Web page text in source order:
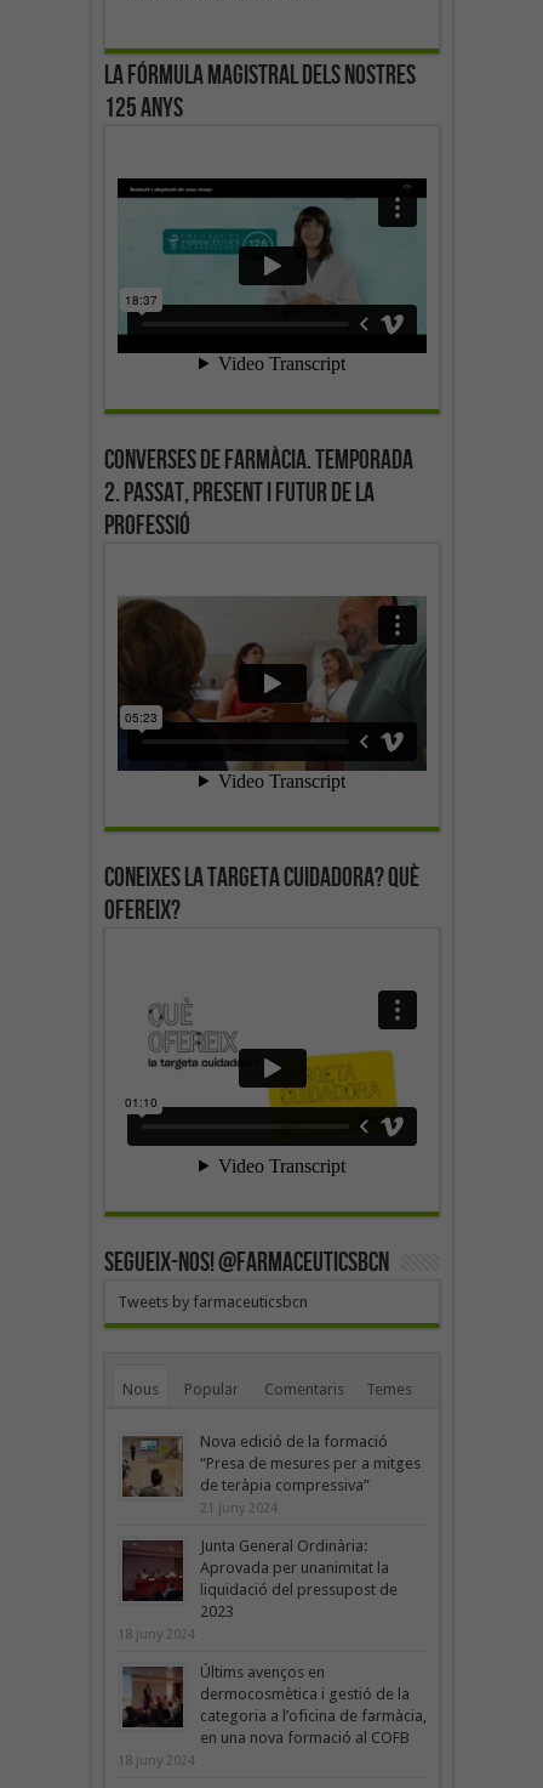
La fórmula magistral dels nostres
125 anys
Converses de farmàcia. Temporada
2. Passat, present i futur de la
professió
Coneixes la targeta cuidadora? Què
ofereix?
SEGUEIX-NOS! @farmaceuticsbcn
Tweets by farmaceuticsbcn
Nous Popular Comentaris Temes
Nova edició de la formació
“Presa de mesures per a mitges
de teràpia compressiva”
21 juny 2024
Junta General Ordinària:
Aprovada per unanimitat la
liquidació del pressupost de
2023
18 juny 2024
Últims avenços en
dermocosmètica i gestió de la
categoria a l’oficina de farmàcia,
en una nova formació al COFB
18 juny 2024